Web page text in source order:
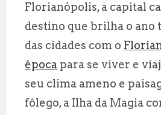
ai
l
at
s
A
p
p
e
g
r
a
m
a
r
e
Florianópolis, a capital
destino que brilha o ano
das cidades com o
época para se viver e
seu clima ameno e
fôlego, a Ilha da Magia